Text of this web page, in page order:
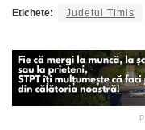
Etichete: Judetul Timis